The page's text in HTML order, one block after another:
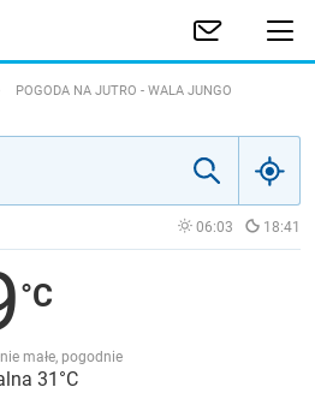
POGODA NA JUTRO - WALA JUNGO
06:03 18:41
małe, pogodnie
31°C